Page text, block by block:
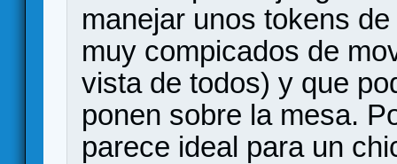
manejar unos tokens
muy compicados de
vista de todos) y que
ponen sobre la mesa.
parece ideal para un